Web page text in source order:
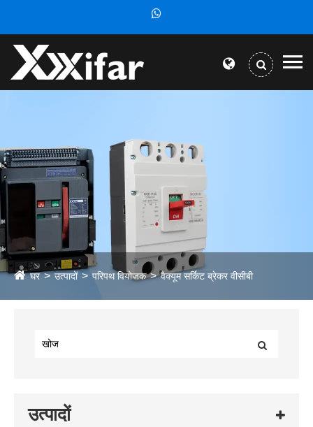
घर उत्पादों परिपथ वियोजक वैक्यूम सर्किट ब्रेकर वीसीबी
उत्पादों